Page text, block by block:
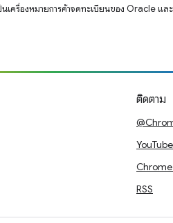
เครื่องหมายการค้าจดทะเบียนของ Oracle แล
ติดตาม
YouTube
RSS